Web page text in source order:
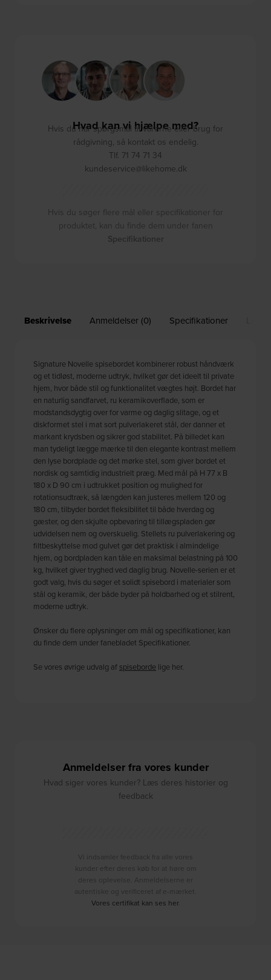
Beskrivelse Anmeldelser (0) Specifikationer
Signature Novelle spisebordet kombinerer robust håndværk
og et tidløst, moderne udtryk, hvilket gør det ideelt til private
hjem, hvor både stil og funktionalitet vægtes højt. Bordet har
en naturlig sandfarvet, ru keramikoverflade, som er
modstandsdygtig over for varme og daglig slitage, og et
diskformet stel i mat sort pulverlakeret stål, der danner et
markant krydsben og sikrer god stabilitet. På billedet kan
man tydeligt lægge mærke til den elegante kontrast mellem
den lyse bordplade og det mørke stel, som giver bordet et
nordisk og samtidig industrielt præg. Med mål på H 77 x B
180 x D 90 cm i udtrukket position og mulighed for
rotationsudtræk, så længden kan justeres mellem 120 og
180 cm, tilbyder bordet fleksibilitet til både hverdag og
gæster, og den skjulte opbevaring til tillægspladen gør
udvidelsen nem og overskuelig. Stellets ru pulverlakering og
filtbeskyttelse mod gulvet gør det praktisk i almindelige
hjem, og bordpladen kan tåle en maksimal belastning på 100
kg, hvilket giver tryghed ved daglig brug. Novelle-serien er et
godt valg, hvis du søger et solidt spisebord i materialer som
stål og keramik, der både byder på holdbarhed og et stilrent,
moderne udtryk.
Ønsker du flere oplysninger om mål og specifikationer, kan
du finde dem under fanebladet Specifikationer.
Se vores øvrige udvalg af spiseborde lige her.
Anmeldelser fra vores kunder
Hvad siger vores kunder? Læs deres historier og
feedback
Vi indsamler feedback fra alle vores
kunder efter deres køb for at høre om
deres oplevelse. Anmeldelserne er
autentiske og verificeret af e-mærket.
Vores certifikat kan ses her.
Hvad kan vi hjælpe med?
Hvis du har spørgsmål til varerne eller brug for
rådgivning, så kontakt os endelig.
Tlf. 71 74 71 34
kundeservice@likehome.dk
Hvis du søger flere mål eller specifikationer for
produktet, kan du finde dem under fanen
Specifikationer